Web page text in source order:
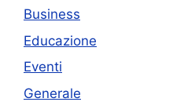
Business
Educazione
Eventi
Generale